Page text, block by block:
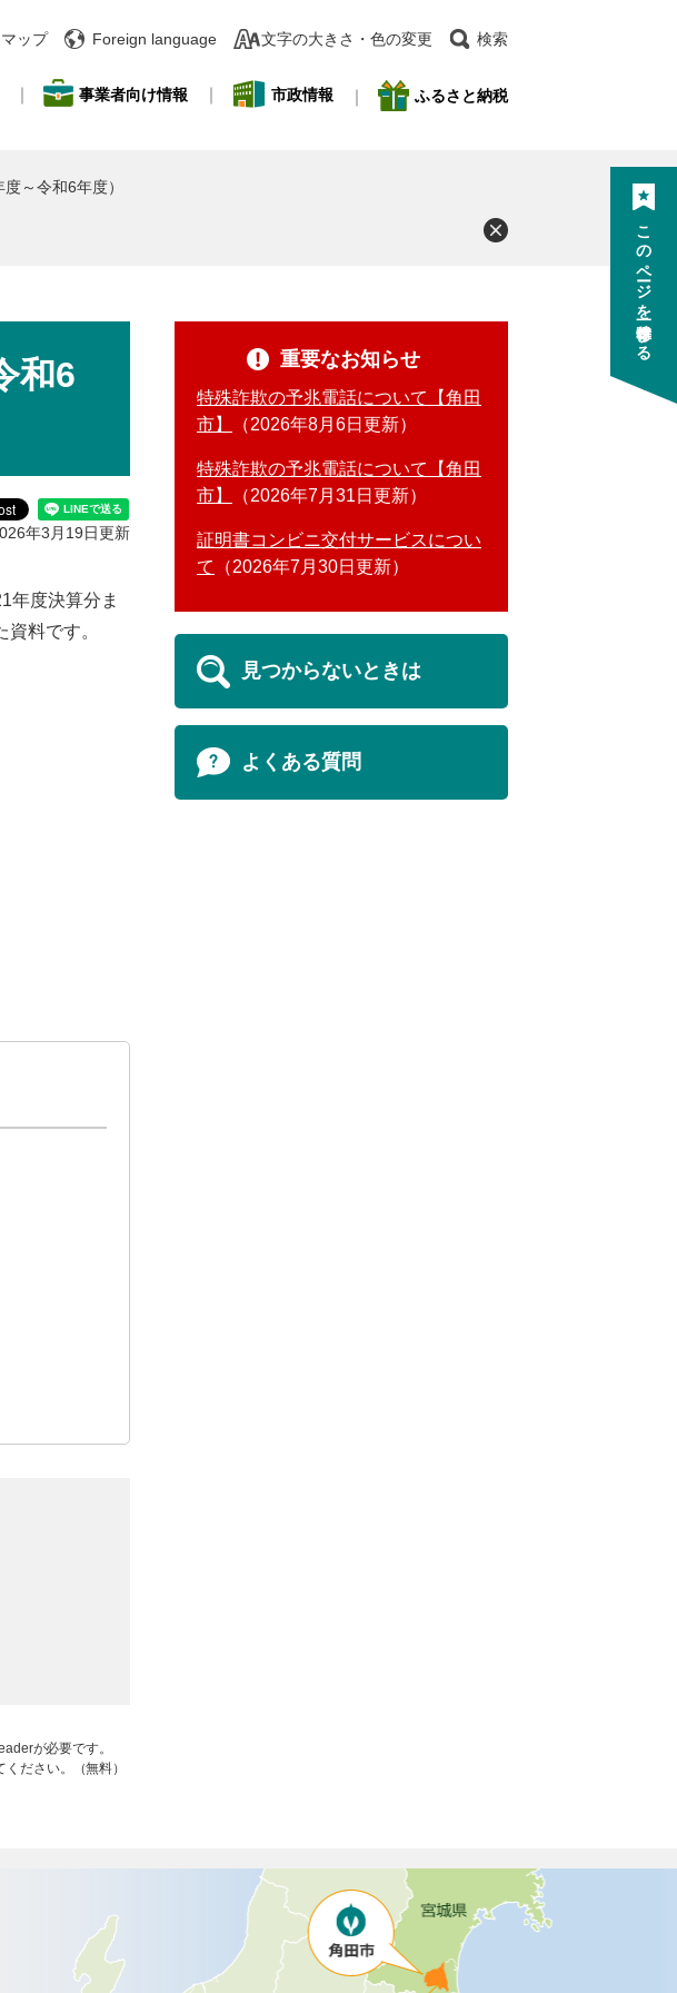
ップ Foreign language 文字の大きさ・色の変更 検索
事業者向け情報 市政情報 ふるさと納税
～令和6年度）
和6
年3月19日更新
年度決算分ま
料です。
が必要です。
ださい。（無料）
重要なお知らせ
特殊詐欺の予兆電話について【角田
市】
2026年8月6日更新
特殊詐欺の予兆電話について【角田
市】
2026年7月31日更新
証明書コンビニ交付サービスについ
て
2026年7月30日更新
見つからないときは
よくある質問
このページを一時保存する